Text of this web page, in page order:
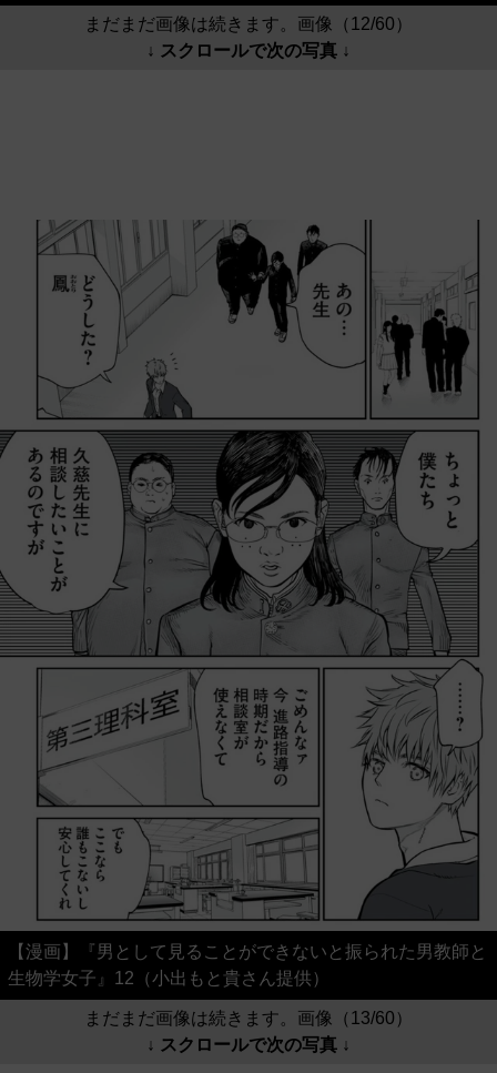
まだまだ画像は続きます。画像（12/60）
↓ スクロールで次の写真 ↓
【漫画】『男として見ることができないと振られた男教師と
生物学女子』12（小出もと貴さん提供）
まだまだ画像は続きます。画像（13/60）
↓ スクロールで次の写真 ↓